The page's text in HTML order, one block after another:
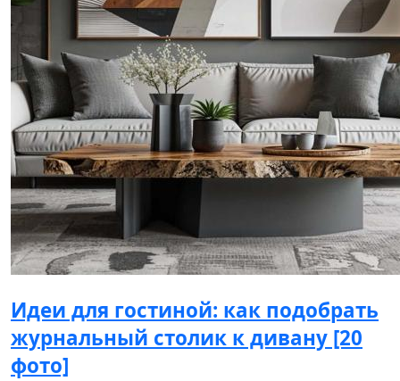
Идеи для гостиной: как подобрать
журнальный столик к дивану [20
фото]